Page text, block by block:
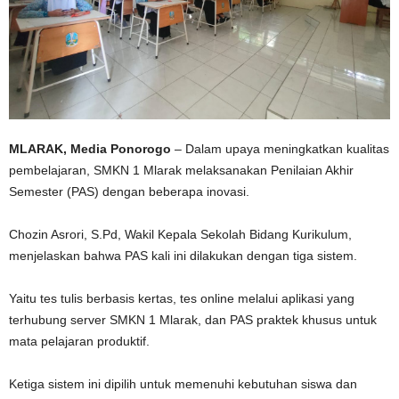
MLARAK, Media Ponorogo – Dalam upaya meningkatkan kualitas
pembelajaran, SMKN 1 Mlarak melaksanakan Penilaian Akhir
Semester (PAS) dengan beberapa inovasi.
Chozin Asrori, S.Pd, Wakil Kepala Sekolah Bidang Kurikulum,
menjelaskan bahwa PAS kali ini dilakukan dengan tiga sistem.
Yaitu tes tulis berbasis kertas, tes online melalui aplikasi yang
terhubung server SMKN 1 Mlarak, dan PAS praktek khusus untuk
mata pelajaran produktif.
Ketiga sistem ini dipilih untuk memenuhi kebutuhan siswa dan